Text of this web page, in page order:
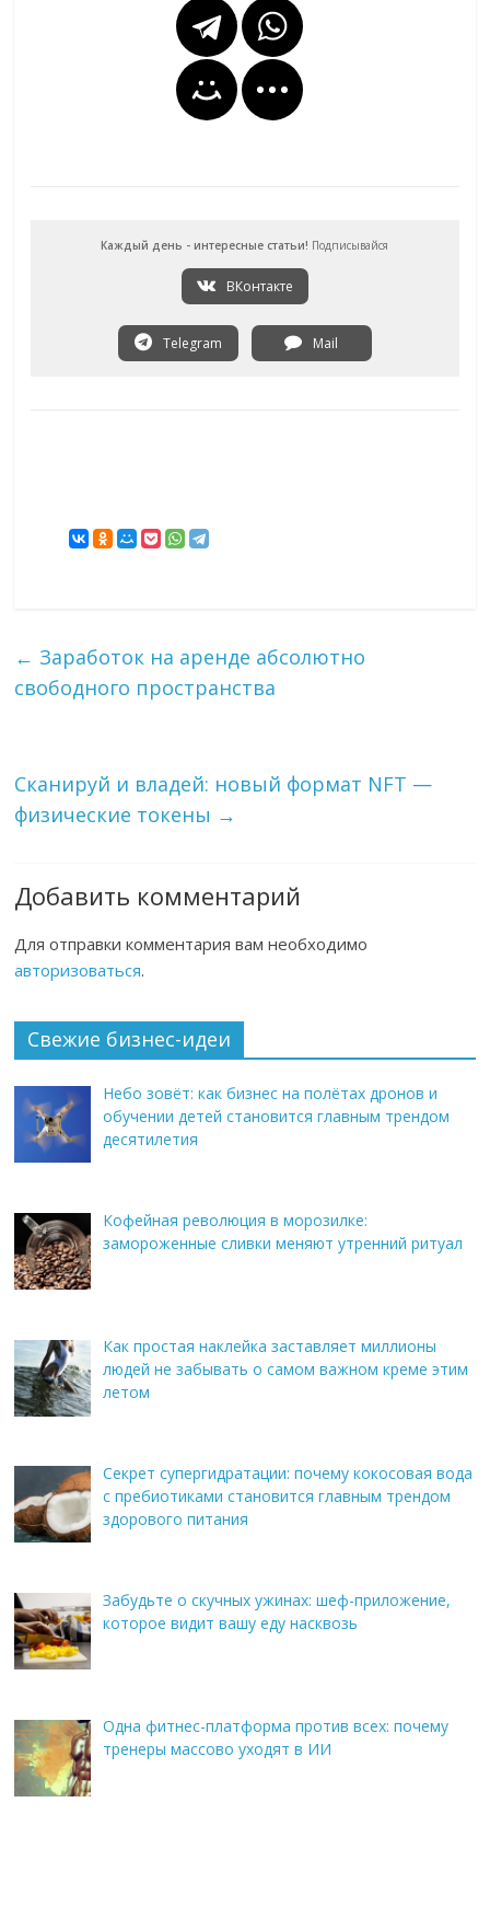
Каждый день - интересные статьи! Подписывайся
ВКонтакте
Telegram Mail
← Заработок на аренде абсолютно
свободного пространства
Сканируй и владей: новый формат NFT —
физические токены →
Добавить комментарий
Для отправки комментария вам необходимо
авторизоваться.
Свежие бизнес-идеи
Небо зовёт: как бизнес на полётах дронов и
обучении детей становится главным трендом
десятилетия
Кофейная революция в морозилке:
замороженные сливки меняют утренний ритуал
Как простая наклейка заставляет миллионы
людей не забывать о самом важном креме этим
летом
Секрет супергидратации: почему кокосовая вода
с пребиотиками становится главным трендом
здорового питания
Забудьте о скучных ужинах: шеф-приложение,
которое видит вашу еду насквозь
Одна фитнес-платформа против всех: почему
тренеры массово уходят в ИИ